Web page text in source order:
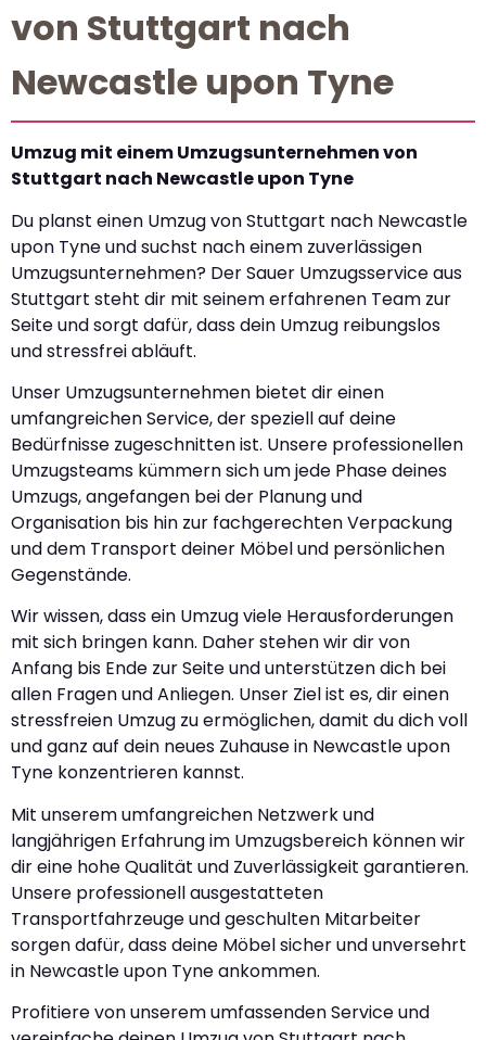
von Stuttgart nach
Newcastle upon Tyne
Umzug mit einem Umzugsunternehmen von
Stuttgart nach Newcastle upon Tyne
Du planst einen Umzug von Stuttgart nach Newcastle
upon Tyne und suchst nach einem zuverlässigen
Umzugsunternehmen? Der Sauer Umzugsservice aus
Stuttgart steht dir mit seinem erfahrenen Team zur
Seite und sorgt dafür, dass dein Umzug reibungslos
und stressfrei abläuft.
Unser Umzugsunternehmen bietet dir einen
umfangreichen Service, der speziell auf deine
Bedürfnisse zugeschnitten ist. Unsere professionellen
Umzugsteams kümmern sich um jede Phase deines
Umzugs, angefangen bei der Planung und
Organisation bis hin zur fachgerechten Verpackung
und dem Transport deiner Möbel und persönlichen
Gegenstände.
Wir wissen, dass ein Umzug viele Herausforderungen
mit sich bringen kann. Daher stehen wir dir von
Anfang bis Ende zur Seite und unterstützen dich bei
allen Fragen und Anliegen. Unser Ziel ist es, dir einen
stressfreien Umzug zu ermöglichen, damit du dich voll
und ganz auf dein neues Zuhause in Newcastle upon
Tyne konzentrieren kannst.
Mit unserem umfangreichen Netzwerk und
langjährigen Erfahrung im Umzugsbereich können wir
dir eine hohe Qualität und Zuverlässigkeit garantieren.
Unsere professionell ausgestatteten
Transportfahrzeuge und geschulten Mitarbeiter
sorgen dafür, dass deine Möbel sicher und unversehrt
in Newcastle upon Tyne ankommen.
Profitiere von unserem umfassenden Service und